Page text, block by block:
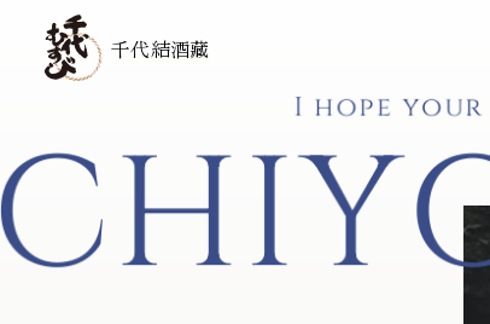
千代結酒藏
I hope